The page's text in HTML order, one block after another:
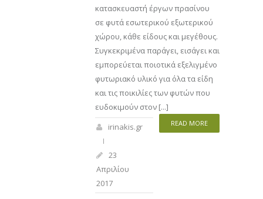
κατασκευαστή έργων πρασίνου
σε φυτά εσωτερικού εξωτερικού
χώρου, κάθε είδους και μεγέθους.
Συγκεκριμένα παράγει, εισάγει και
εμπορεύεται ποιοτικά εξελιγμένο
φυτωριακό υλικό για όλα τα είδη
και τις ποικιλίες των φυτών που
ευδοκιμούν στον [...]
READ MORE
irinakis.gr
23
Απριλίου
2017